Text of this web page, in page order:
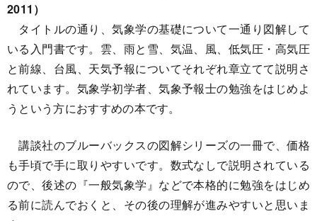
2011）
タイトルの通り、気象学の基礎について一通り図解して
いる入門書です。雲、雨と雪、気温、風、低気圧・高気圧
と前線、台風、天気予報についてそれぞれ章立てて説明さ
れています。気象学初学者、気象予報士の勉強をはじめよ
うという方におすすめの本です。
講談社のブルーバックスの図解シリーズの一冊で、価格
も手頃で手に取りやすいです。数式なしで説明されている
ので、後述の『一般気象学』などで本格的に勉強をはじめ
る前に読んでおくと、その後の理解が進みやすいと思いま